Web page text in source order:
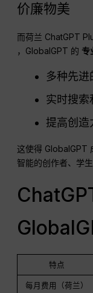
价廉物美
而荷兰 ChatGPT
，GlobalGPT 的 专
多种先进
实时搜索
提高创造
这使得 GlobalGPT
智能的创作者、学
特点
每月费用（荷兰）